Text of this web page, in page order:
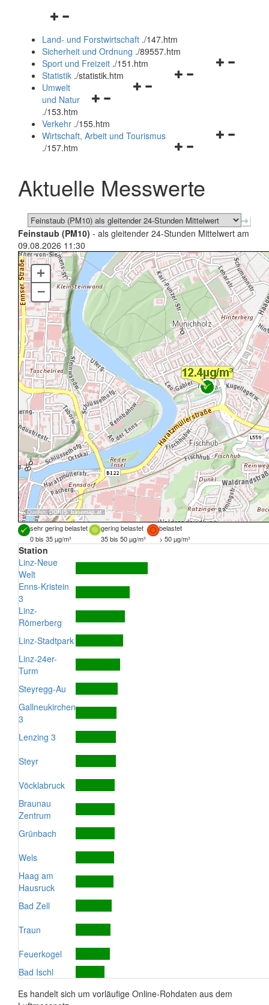
Navigationsmenü
und
schließen
Land- und Forstwirtschaft ./147.htm
Sicherheit und Ordnung ./89557.htm
Navigationsmenü
Sport und Freizeit ./151.htm
Navigationsmenü
Statistik ./statistik.htm
Navigationsmenü
und
schließen
Umwelt
und Natur
./153.htm
Verkehr ./155.htm
Navigationsmenü
schließen
Wirtschaft, Arbeit und Tourismus
./157.htm
Aktuelle Messwerte
Feinstaub (PM10) - als gleitender 24-Stunden Mittelwert am
09.08.2026 11:30
Quellen:DORIS, basemap.at
+
–
sehr gering belastet gering belastet
belastet
0 bis 35 µg/m³
35 bis 50 µg/m³ > 50 µg/m³
Station
Linz-Neue
Welt
Enns-Kristein
3
Linz-
Römerberg
Linz-Stadtpark
Linz-24er-
Turm
Steyregg-Au
Gallneukirchen
3
Lenzing 3
Steyr
Vöcklabruck
Braunau
Zentrum
Grünbach
Wels
Haag am
Hausruck
Bad Zell
Traun
Feuerkogel
Bad Ischl
Es handelt sich um vorläufige Online-Rohdaten aus dem